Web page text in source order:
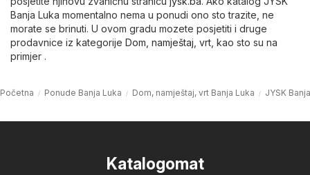
Banja Luka momentalno nema u ponudi ono sto trazite, ne
morate se brinuti. U ovom gradu mozete posjetiti i druge
prodavnice iz kategorije Dom, namještaj, vrt , kao sto su na
primjer .
Početna Ponude Banja Luka Dom, namještaj, vrt Banja Luka JYSK
Katalogomat